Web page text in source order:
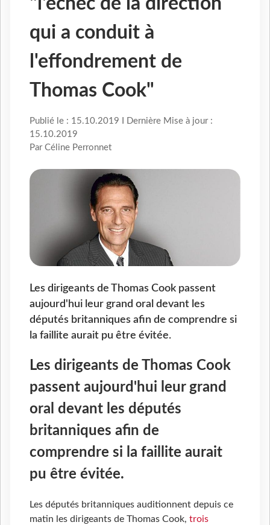
qui a conduit à
l'effondrement de
Thomas Cook"
Publié le : 15.10.2019 I Dernière Mise à jour :
15.10.2019
Par Céline Perronnet
Les dirigeants de Thomas Cook passent
aujourd'hui leur grand oral devant les
députés britanniques afin de comprendre si
la faillite aurait pu être évitée.
Les dirigeants de Thomas Cook
passent aujourd'hui leur grand
oral devant les députés
britanniques afin de
comprendre si la faillite aurait
pu être évitée.
Les députés britanniques auditionnent depuis ce
matin les dirigeants de Thomas Cook, trois